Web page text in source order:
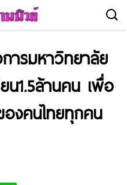
การมหาวิทยาลัย
น1.5ล้านคน เพื่อ
องคนไทยทุกคน